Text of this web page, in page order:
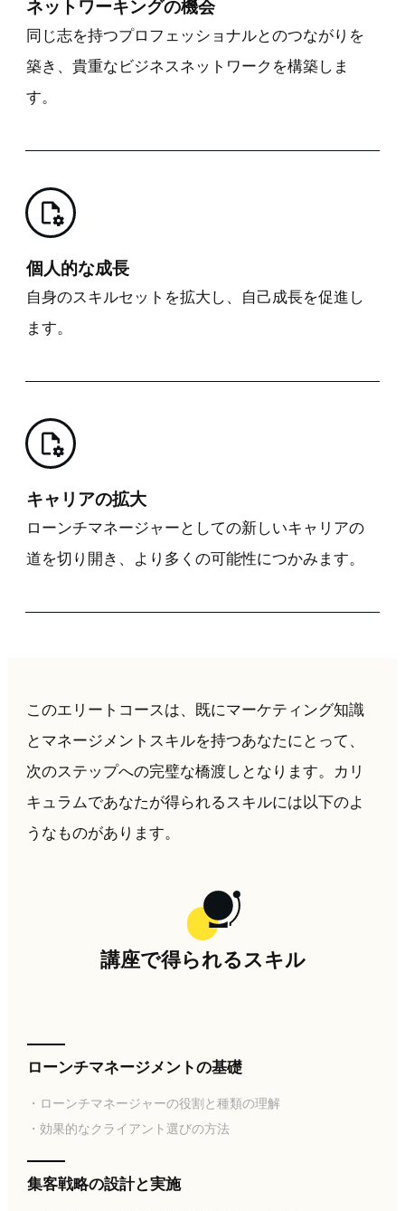
ネットワーキングの機会
同じ志を持つプロフェッショナルとのつながりを
築き、貴重なビジネスネットワークを構築しま
す。
個人的な成長
自身のスキルセットを拡大し、自己成長を促進し
ます。
キャリアの拡大
ローンチマネージャーとしての新しいキャリアの
道を切り開き、より多くの可能性につかみます。
このエリートコースは、既にマーケティング知識
とマネージメントスキルを持つあなたにとって、
次のステップへの完璧な橋渡しとなります。カリ
キュラムであなたが得られるスキルには以下のよ
うなものがあります。
講座で得られるスキル
ローンチマネージメントの基礎
・ローンチマネージャーの役割と種類の理解
・効果的なクライアント選びの方法
集客戦略の設計と実施